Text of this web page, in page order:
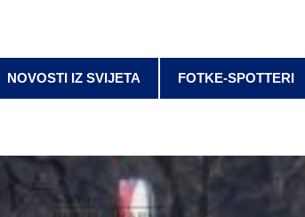
NOVOSTI IZ SVIJETA FOTKE-SPOTTERI